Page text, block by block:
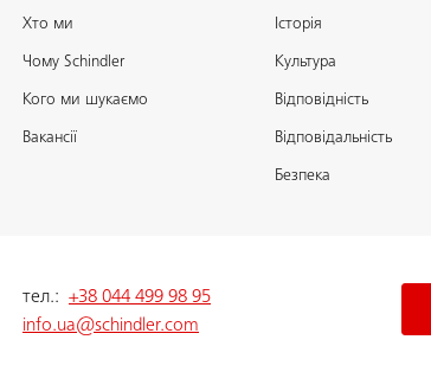
Хто ми
Чому Schindler
Кого ми шукаємо
Вакансії
Історія
Культура
Відповідність
Відповідальність
Безпека
тел.: +38 044 499 98 95
info.ua@schindler.com